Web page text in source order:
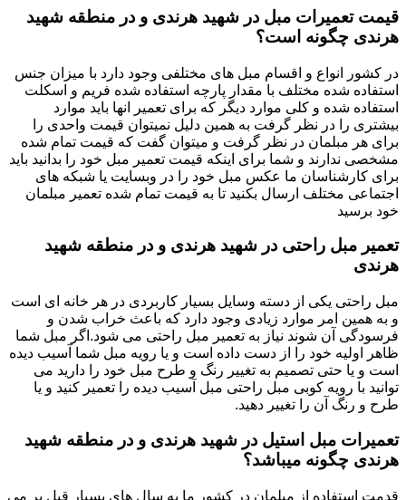
قیمت تعمیرات مبل در شهید هرندی و در منطقه شهید
هرندی چگونه است؟
در کشور انواع و اقسام مبل های مختلفی وجود دارد با میزان جنس
استفاده شده مختلف با مقدار پارچه استفاده شده فریم و اسکلت
استفاده شده و کلی موارد دیگر که برای تعمیر انها باید موارد
بیشتری را در نظر گرفت به همین دلیل نمیتوان قیمت واحدی را
برای هر مبلمان در نظر گرفت و میتوان گفت که قیمت تمام شده
مشخصی ندارند و شما برای اینکه قیمت تعمیر مبل خود را بدانید باید
برای کارشناسان ما عکس مبل خود را در وبسایت یا شبکه های
اجتماعی مختلف ارسال بکنید تا به قیمت تمام شده تعمیر مبلمان
خود برسید
تعمیر مبل راحتی در شهید هرندی و در منطقه شهید
هرندی
مبل راحتی یکی از دسته وسایل بسیار کاربردی در هر خانه ای است
و به همین امر موارد زیادی وجود دارد که باعث خراب شدن و
فرسودگی آن شوند نیاز به تعمیر مبل راحتی می شود.اگر مبل شما
ظاهر اولیه خود را از دست داده است و یا رویه مبل شما آسیب دیده
است و یا حتی تصمیم به تغییر رنگ و طرح مبل خود را دارید می
توانید با رویه کوبی مبل راحتی مبل آسیب دیده را تعمیر کنید و یا
طرح و رنگ آن را تغییر دهید.
تعمیرات مبل استیل در شهید هرندی و در منطقه شهید
هرندی چگونه میباشد؟
قدمت استفاده از مبلمان در کشور ما به سال های بسیار قبل بر می